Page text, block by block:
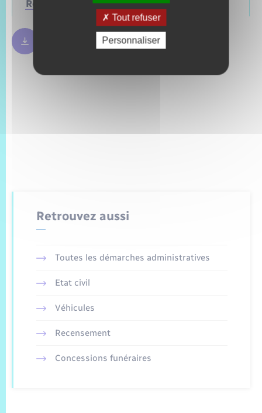
Régionales Mars 2028
Règles bulletin de vote
Retrouvez aussi
Toutes les démarches administratives
Etat civil
Véhicules
Recensement
Concessions funéraires
Tout refuser
Personnaliser